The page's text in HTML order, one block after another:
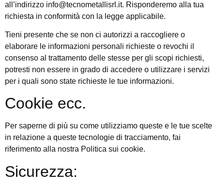
all’indirizzo info@tecnometallisrl.it. Risponderemo alla tua
richiesta in conformità con la legge applicabile.
Tieni presente che se non ci autorizzi a raccogliere o
elaborare le informazioni personali richieste o revochi il
consenso al trattamento delle stesse per gli scopi richiesti,
potresti non essere in grado di accedere o utilizzare i servizi
per i quali sono state richieste le tue informazioni.
Cookie ecc.
Per saperne di più su come utilizziamo queste e le tue scelte
in relazione a queste tecnologie di tracciamento, fai
riferimento alla nostra Politica sui cookie.
Sicurezza: